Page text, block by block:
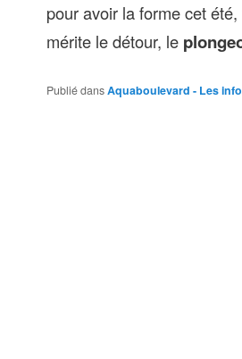
pour avoir la forme cet
mérite le détour, le
Publié dansAquaboulevard - Les